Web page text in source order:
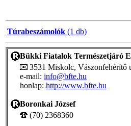
Túrabeszámolók (1 db)
Bükki Fiatalok Természetjáró
3531 Miskolc, Vászonfehérítő
e-mail: info@bfte.hu
honlap: http://www.bfte.hu
Boronkai József
(70) 2368360